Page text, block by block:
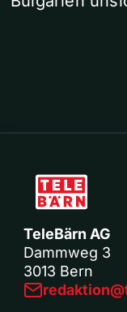
TeleBärn AG
Dammweg 3
3013 Bern